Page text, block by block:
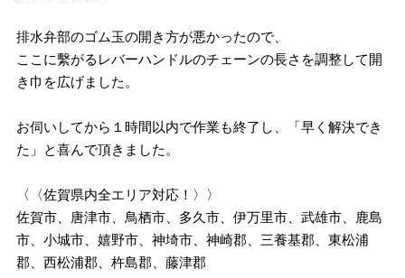
排水弁部のゴム玉の開き方が悪かったので、
ここに繫がるレバーハンドルのチェーンの長さを調整して開
き巾を広げました。
お伺いしてから１時間以内で作業も終了し、「早く解決でき
た」と喜んで頂きました。
〈〈佐賀県内全エリア対応！〉〉
佐賀市、唐津市、鳥栖市、多久市、伊万里市、武雄市、鹿島
市、小城市、嬉野市、神埼市、神崎郡、三養基郡、東松浦
郡、西松浦郡、杵島郡、藤津郡